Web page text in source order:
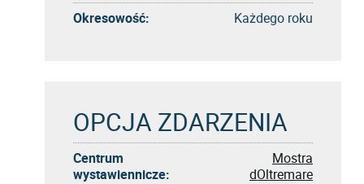
Okresowość:
Każdego roku
OPCJA ZDARZENIA
Centrum
wystawiennicze:
Mostra
dOltremare